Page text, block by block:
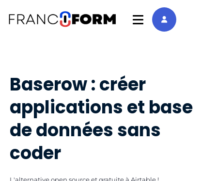
Baserow : créer
applications et base
de données sans
coder